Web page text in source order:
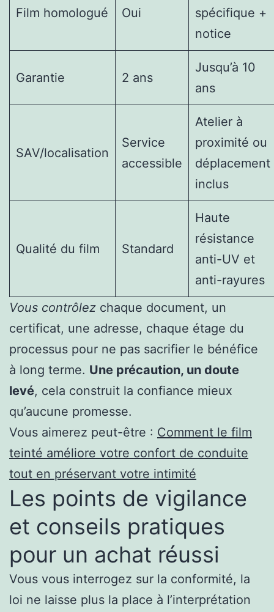
Film homologué Oui
spécifique +
notice
Garantie 2 ans
Jusqu’à 10
ans
SAV/localisation
Service
accessible
Atelier à
proximité ou
déplacement
inclus
Qualité du film Standard
Haute
résistance
anti-UV et
anti-rayures
Vous contrôlez chaque document, un
certificat, une adresse, chaque étage du
processus pour ne pas sacrifier le bénéfice
à long terme. Une précaution, un doute
levé, cela construit la confiance mieux
qu’aucune promesse.
Vous aimerez peut-être : Comment le film
teinté améliore votre confort de conduite
tout en préservant votre intimité
Les points de vigilance
et conseils pratiques
pour un achat réussi
Vous vous interrogez sur la conformité, la
loi ne laisse plus la place à l’interprétation